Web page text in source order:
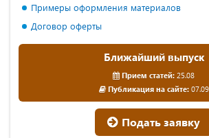
Примеры оформления материалов
Договор оферты
Ближайший выпуск
Прием статей: 25.08
Публикация на сайте:07.09
Подать заявку